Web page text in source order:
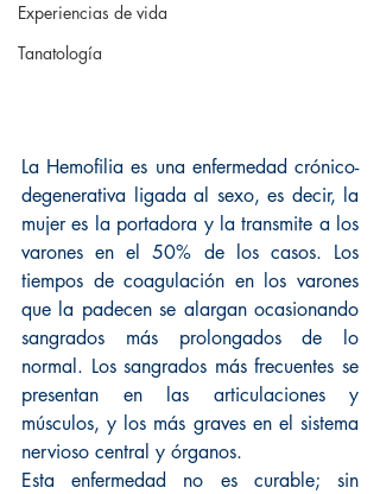
Experiencias de vida
Tanatología
La Hemofilia es una enfermedad crónico-
degenerativa ligada al sexo, es decir, la
mujer es la portadora y la transmite a los
varones en el 50% de los casos. Los
tiempos de coagulación en los varones
que la padecen se alargan ocasionando
sangrados más prolongados de lo
normal. Los sangrados más frecuentes se
presentan en las articulaciones y
músculos, y los más graves en el sistema
nervioso central y órganos.
Esta enfermedad no es curable; sin